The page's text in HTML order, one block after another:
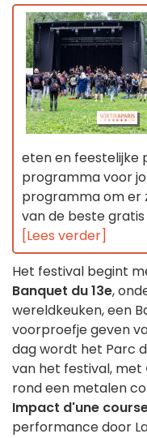
eten en feestelijke
programma voor
programma om er
van de beste
[Lees verder]
Het festival begint
Banquet du 13e,
wereldkeuken, een
voorproefje geven
dag wordt het Parc
van het festival, met
rond een metalen
Impact d'une
performance door